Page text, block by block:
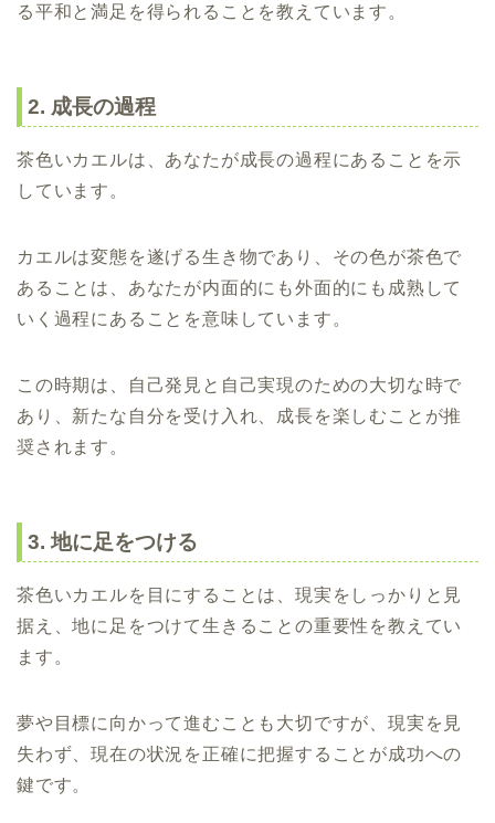
る平和と満足を得られることを教えています。
2. 成長の過程
茶色いカエルは、あなたが成長の過程にあることを示
しています。
カエルは変態を遂げる生き物であり、その色が茶色で
あることは、あなたが内面的にも外面的にも成熟して
いく過程にあることを意味しています。
この時期は、自己発見と自己実現のための大切な時で
あり、新たな自分を受け入れ、成長を楽しむことが推
奨されます。
3. 地に足をつける
茶色いカエルを目にすることは、現実をしっかりと見
据え、地に足をつけて生きることの重要性を教えてい
ます。
夢や目標に向かって進むことも大切ですが、現実を見
失わず、現在の状況を正確に把握することが成功への
鍵です。